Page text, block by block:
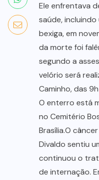
Ele enfrentava
saúde,
bexiga, em
da morte foi
segundo a
velório será
Caminho, das
O enterro está
no Cemitério
Brasília.O
Divaldo sentiu
continuou o
de internação.